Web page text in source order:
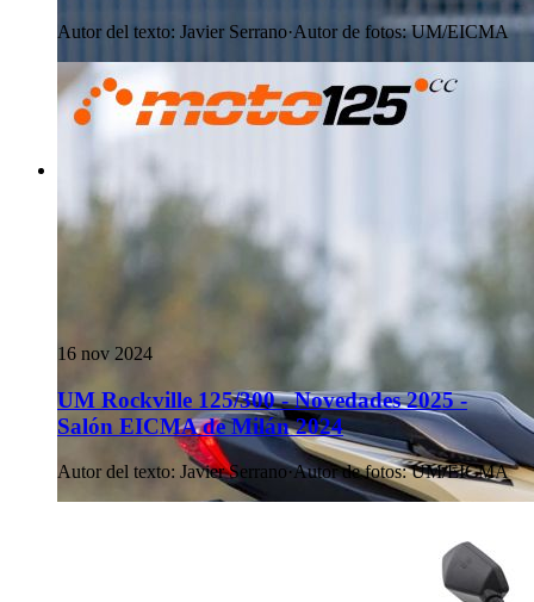
Autor del texto: Javier Serrano·Autor de fotos: UM/EICMA
16 nov 2024
UM Rockville 125/300 - Novedades 2025 -
Salón EICMA de Milán 2024
Autor del texto: Javier Serrano·Autor de fotos: UM/EICMA